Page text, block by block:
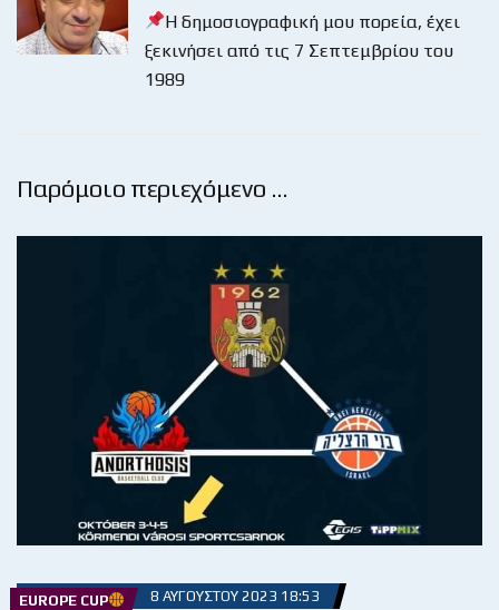
Η δημοσιογραφική μου πορεία, έχει
ξεκινήσει από τις 7 Σεπτεμβρίου του
1989
Παρόμοιο περιεχόμενο …
EUROPE CUP 8 ΑΥΓΟΎΣΤΟΥ 2023 18:53